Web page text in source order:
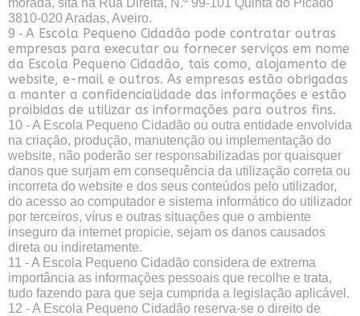
morada, sita na Rua Direita, N.º 99-101 Quinta do Picado
3810-020 Aradas, Aveiro.
9 - A Escola Pequeno Cidadão pode contratar outras
empresas para executar ou fornecer serviços em nome
da Escola Pequeno Cidadão, tais como, alojamento de
website, e-mail e outros. As empresas estão obrigadas
a manter a confidencialidade das informações e estão
proibidas de utilizar as informações para outros fins.
10 - A Escola Pequeno Cidadão ou outra entidade envolvida
na criação, produção, manutenção ou implementação do
website, não poderão ser responsabilizadas por quaisquer
danos que surjam em consequência da utilização correta ou
incorreta do website e dos seus conteúdos pelo utilizador,
do acesso ao computador e sistema informático do utilizador
por terceiros, vírus e outras situações que o ambiente
inseguro da internet propicie, sejam os danos causados
direta ou indiretamente.
11 - A Escola Pequeno Cidadão considera de extrema
importância as informações pessoais que recolhe e trata,
tudo fazendo para que seja cumprida a legislação aplicável.
12 - A Escola Pequeno Cidadão reserva-se o direito de